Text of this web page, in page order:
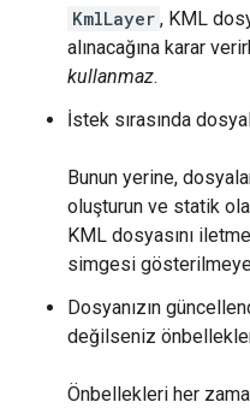
KmlLayer , KML
alınacağına karar
kullanmaz.
İstek sırasında
Bunun yerine,
oluşturun ve statik
KML dosyasını
simgesi
Dosyanızın
değilseniz
Önbellekleri her